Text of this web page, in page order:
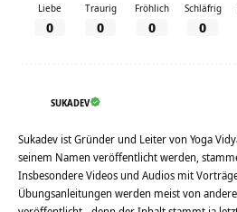
Liebe
0
Traurig
0
Fröhlich
0
Schläfrig
0
SUKADEV
Sukadev ist Gründer und Leiter von Yoga
seinem Namen veröffentlicht werden,
Insbesondere Videos und Audios mit
Übungsanleitungen werden meist von